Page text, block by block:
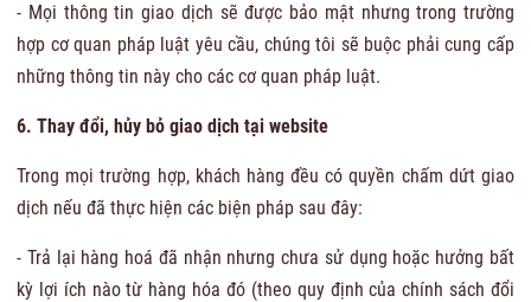
- Mọi thông tin giao dịch sẽ được bảo mật nhưng trong trường
hợp cơ quan pháp luật yêu cầu, chúng tôi sẽ buộc phải cung cấp
những thông tin này cho các cơ quan pháp luật.
6. Thay đổi, hủy bỏ giao dịch tại website
Trong mọi trường hợp, khách hàng đều có quyền chấm dứt giao
dịch nếu đã thực hiện các biện pháp sau đây:
- Trả lại hàng hoá đã nhận nhưng chưa sử dụng hoặc hưởng bất
kỳ lợi ích nào từ hàng hóa đó (theo quy định của chính sách đổi